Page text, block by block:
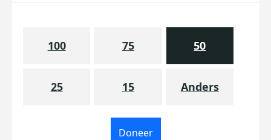
100 75 50
25 15 Anders
Doneer